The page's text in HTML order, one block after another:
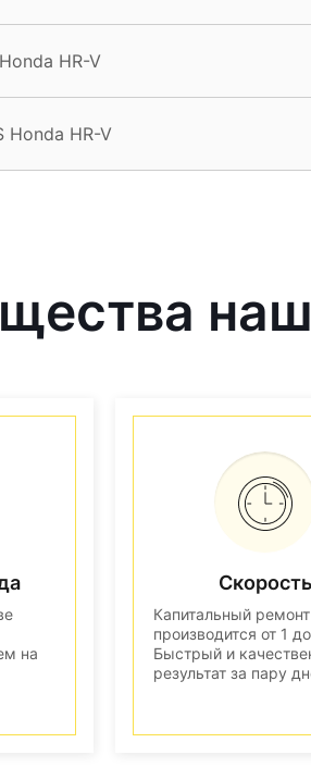
HR-V
Honda HR-V
на
Скорость
Капитальный
производится от 1
Быстрый и
результат за пару